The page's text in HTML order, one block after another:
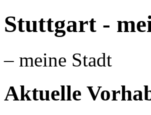
Stuttgart -
– meine Stadt
Aktuelle